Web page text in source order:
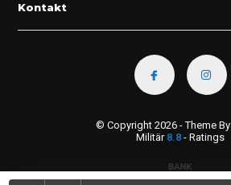
Kontakt
© Copyright 2026 - Theme By
Militär 8.8 - Ratings